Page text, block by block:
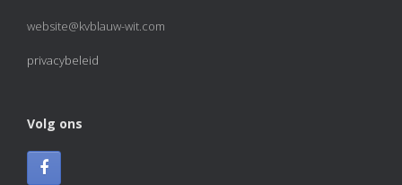
website@kvblauw-wit.com
privacybeleid
Volg ons